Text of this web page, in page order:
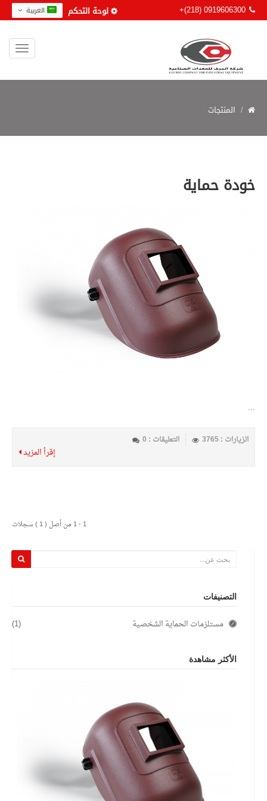
لوحة التحكم +(218) 0919606300
المنتجات
خودة حماية
...
الزيارات : 3765 التعليقات : 0
إقرأ المزيد
1 - 1 من أصل ( 1 ) سجلات
التصنيفات
مستلزمات الحماية الشخصية (1)
الأكثر مشاهدة